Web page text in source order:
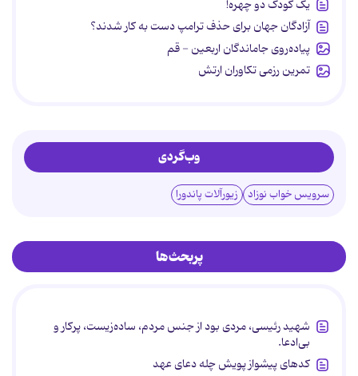
یک کودک دو چهره!
آزادگان جهان برای حذف ترامپ دست به کار شدند؟
پیاده‌روی جاماندگان اربعین - قم
تمرین رزمی تکاوران ارتش
وب‌گردی
سرویس خواب نوزاد زیورآلات پاندورا
پربحث‌ها
شهید رئیسی، مردی بود از جنس مردم، ساده‌زیست، پرکار و
بی‌ادعا.
کدهای پیشواز پویش چله دعای عهد